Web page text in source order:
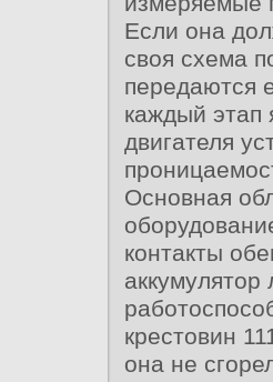
Если она
своя схема
передаются
каждый этап
двигателя
Основная
контакты
крестовин
она не